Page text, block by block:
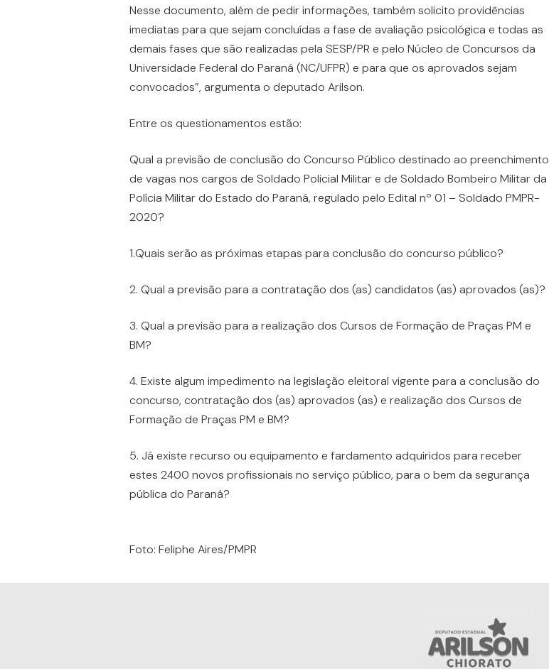
Nesse documento, além de pedir informações, também solicito providências
imediatas para que sejam concluídas a fase de avaliação psicológica e todas as
demais fases que são realizadas pela SESP/PR e pelo Núcleo de Concursos da
Universidade Federal do Paraná (NC/UFPR) e para que os aprovados sejam
convocados”, argumenta o deputado Arilson.
Entre os questionamentos estão:
Qual a previsão de conclusão do Concurso Público destinado ao preenchimento
de vagas nos cargos de Soldado Policial Militar e de Soldado Bombeiro Militar da
Polícia Militar do Estado do Paraná, regulado pelo Edital nº 01 – Soldado PMPR-
2020?
1.Quais serão as próximas etapas para conclusão do concurso público?
2. Qual a previsão para a contratação dos (as) candidatos (as) aprovados (as)?
3. Qual a previsão para a realização dos Cursos de Formação de Praças PM e
BM?
4. Existe algum impedimento na legislação eleitoral vigente para a conclusão do
concurso, contratação dos (as) aprovados (as) e realização dos Cursos de
Formação de Praças PM e BM?
5. Já existe recurso ou equipamento e fardamento adquiridos para receber
estes 2400 novos profissionais no serviço público, para o bem da segurança
pública do Paraná?
Foto: Feliphe Aires/PMPR